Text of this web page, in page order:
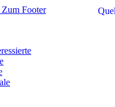
Zum Footer